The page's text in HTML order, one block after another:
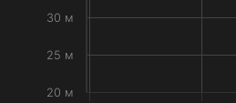
20 м
25 м
30 м